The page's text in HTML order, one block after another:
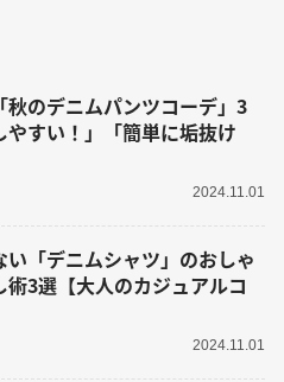
秋のデニムパンツコーデ」3
やすい！」「簡単に垢抜け
2024.11.01
い「デニムシャツ」のおしゃ
術3選【大人のカジュアルコ
2024.11.01